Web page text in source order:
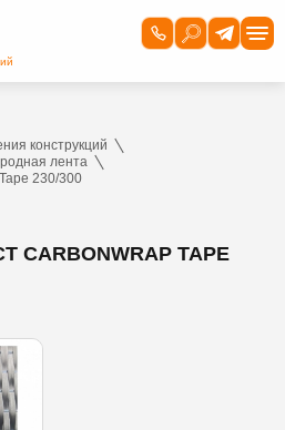
конструкций
лента
230/300
TAPE